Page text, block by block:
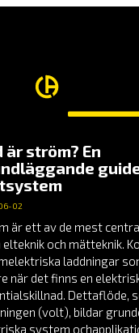
är ström? En
02
är ett av de mest
elteknik och mätteknik.
laddningar
när det finns en
Dettaflöde,
(volt), bildar
system